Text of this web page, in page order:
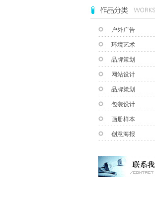
户外广告
环境艺术
品牌策划
网站设计
品牌策划
包装设计
画册样本
创意海报